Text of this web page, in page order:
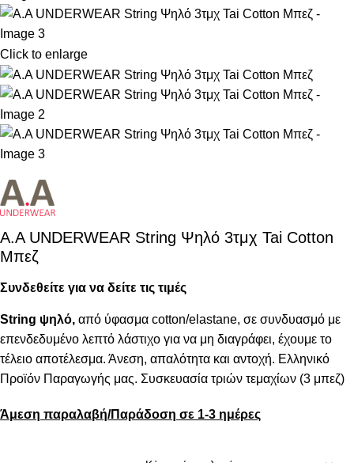
Click to enlarge
Α.A UNDERWEAR String Ψηλό 3τμχ Tai Cotton
Μπεζ
Συνδεθείτε για να δείτε τις τιμές
String ψηλό, από ύφασμα cotton/elastane, σε συνδυασμό με
επενδεδυμένο λεπτό λάστιχο για να μη διαγράφει, έχουμε το
τέλειο αποτέλεσμα. Άνεση, απαλότητα και αντοχή. Ελληνικό
Προϊόν Παραγωγής μας. Συσκευασία τριών τεμαχίων (3 μπεζ)
Άμεση παραλαβή/Παράδοση σε 1-3 ημέρες